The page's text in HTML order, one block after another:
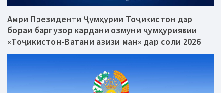
Амри Президенти Ҷумҳурии Тоҷикистон дар
бораи баргузор кардани озмуни ҷумҳуриявии
«Тоҷикистон-Ватани азизи ман» дар соли 2026